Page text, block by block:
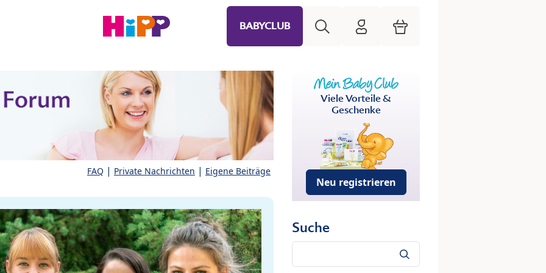
BABYCLUB HiPP Mein Babyclub
Warenkorb
FAQ | Private Nachrichten | Eigene Beiträge
Viele Vorteile &
Geschenke
Neu registrieren
Suche